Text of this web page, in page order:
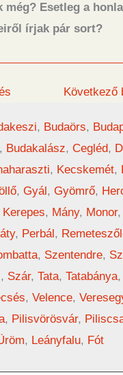
még? Esetleg a
írjak pár sort?
Következő
, Budaörs,
, Budakalász, Cegléd,
, Kecskemét,
, Gyál, Gyömrő,
Kerepes, Mány, Monor,
, Perbál,
, Szentendre,
, Szár, Tata, Tatabánya,
, Velence,
, Pilisvörösvár,
, Leányfalu, Fót